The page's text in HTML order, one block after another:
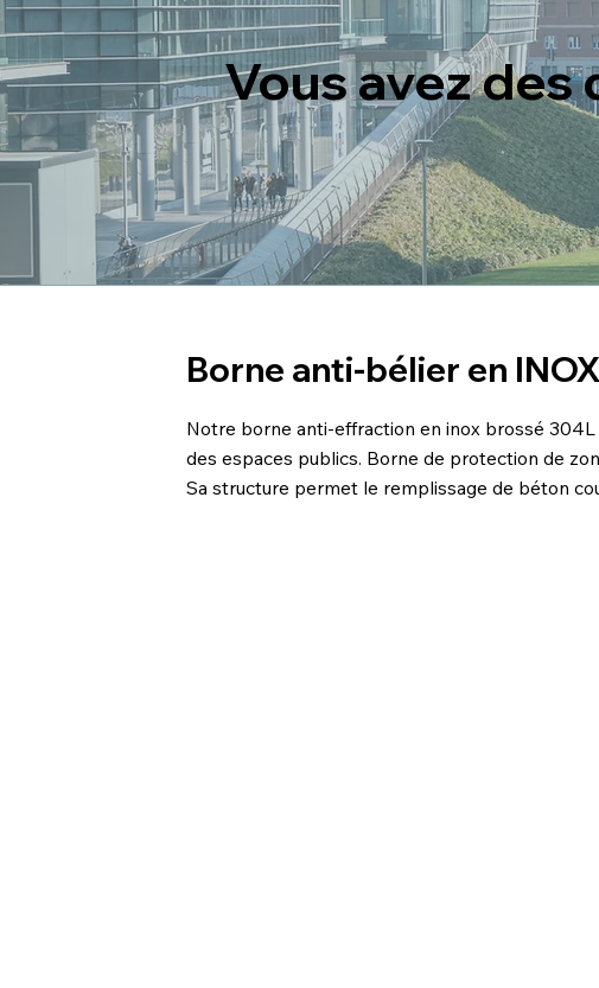
Vous avez des
Borne anti-bélier en
Notre borne anti-effraction en inox brossé
des espaces publics. Borne de protection de
Sa structure permet le remplissage de béton